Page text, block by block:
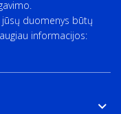
jūsų duomenys būtų
informacijos: